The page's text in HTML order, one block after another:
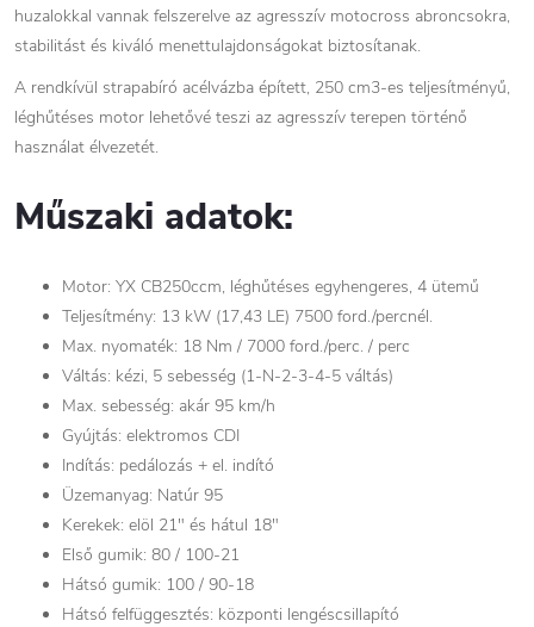
huzalokkal vannak felszerelve az agresszív motocross abroncsokra,
stabilitást és kiváló menettulajdonságokat biztosítanak.
A rendkívül strapabíró acélvázba épített, 250 cm3-es teljesítményű,
léghűtéses motor lehetővé teszi az agresszív terepen történő
használat élvezetét.
Műszaki adatok:
Motor: YX CB250ccm, léghűtéses egyhengeres, 4 ütemű
Teljesítmény: 13 kW (17,43 LE) 7500 ford./percnél.
Max. nyomaték: 18 Nm / 7000 ford./perc. / perc
Váltás: kézi, 5 sebesség (1-N-2-3-4-5 váltás)
Max. sebesség: akár 95 km/h
Gyújtás: elektromos CDI
Indítás: pedálozás + el. indító
Üzemanyag: Natúr 95
Kerekek: elöl 21" és hátul 18"
Első gumik: 80 / 100-21
Hátsó gumik: 100 / 90-18
Hátsó felfüggesztés: központi lengéscsillapító